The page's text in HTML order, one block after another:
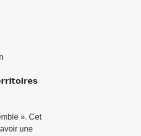
». Cet
une